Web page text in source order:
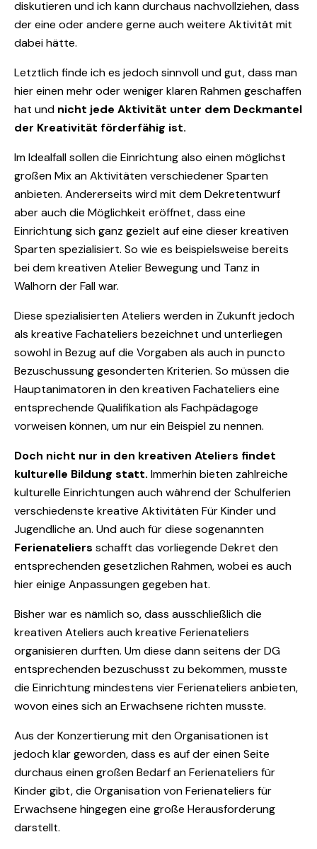
diskutieren und ich kann durchaus nachvollziehen, dass
der eine oder andere gerne auch weitere Aktivität mit
dabei hätte.
Letztlich finde ich es jedoch sinnvoll und gut, dass man
hier einen mehr oder weniger klaren Rahmen geschaffen
hat und nicht jede Aktivität unter dem Deckmantel
der Kreativität förderfähig ist.
Im Idealfall sollen die Einrichtung also einen möglichst
großen Mix an Aktivitäten verschiedener Sparten
anbieten. Andererseits wird mit dem Dekretentwurf
aber auch die Möglichkeit eröffnet, dass eine
Einrichtung sich ganz gezielt auf eine dieser kreativen
Sparten spezialisiert. So wie es beispielsweise bereits
bei dem kreativen Atelier Bewegung und Tanz in
Walhorn der Fall war.
Diese spezialisierten Ateliers werden in Zukunft jedoch
als kreative Fachateliers bezeichnet und unterliegen
sowohl in Bezug auf die Vorgaben als auch in puncto
Bezuschussung gesonderten Kriterien. So müssen die
Hauptanimatoren in den kreativen Fachateliers eine
entsprechende Qualifikation als Fachpädagoge
vorweisen können, um nur ein Beispiel zu nennen.
Doch nicht nur in den kreativen Ateliers findet
kulturelle Bildung statt. Immerhin bieten zahlreiche
kulturelle Einrichtungen auch während der Schulferien
verschiedenste kreative Aktivitäten Für Kinder und
Jugendliche an. Und auch für diese sogenannten
Ferienateliers schafft das vorliegende Dekret den
entsprechenden gesetzlichen Rahmen, wobei es auch
hier einige Anpassungen gegeben hat.
Bisher war es nämlich so, dass ausschließlich die
kreativen Ateliers auch kreative Ferienateliers
organisieren durften. Um diese dann seitens der DG
entsprechenden bezuschusst zu bekommen, musste
die Einrichtung mindestens vier Ferienateliers anbieten,
wovon eines sich an Erwachsene richten musste.
Aus der Konzertierung mit den Organisationen ist
jedoch klar geworden, dass es auf der einen Seite
durchaus einen großen Bedarf an Ferienateliers für
Kinder gibt, die Organisation von Ferienateliers für
Erwachsene hingegen eine große Herausforderung
darstellt.